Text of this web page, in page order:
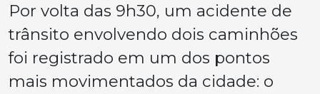
Por volta das 9h30, um acidente de
trânsito envolvendo dois caminhões
foi registrado em um dos pontos
mais movimentados da cidade: o